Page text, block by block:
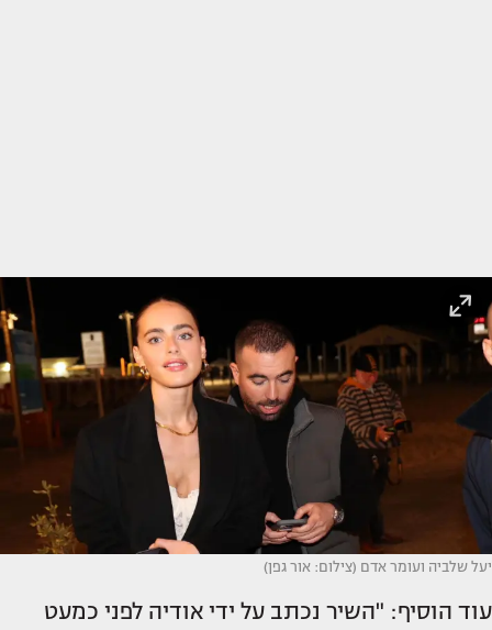
יעל שלביה ועומר אדם (צילום: אור גפן)
עוד הוסיף: "השיר נכתב על ידי אודיה לפני כמעט